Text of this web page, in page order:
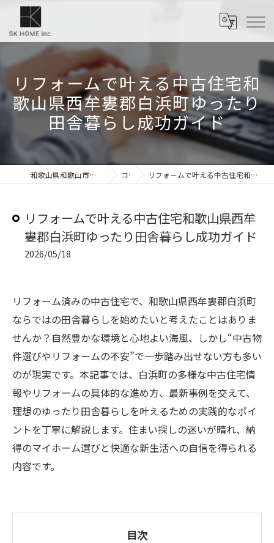
リフォームで叶える中古住宅和
歌山県西牟婁郡白浜町ゆったり
田舎暮らし成功ガイド
和歌山県和歌山市のリフォームなら株式会社SKホーム コラム リフォームで叶える中古住宅和歌山県西牟婁郡白浜町ゆったり田舎暮らし成功ガイド
リフォームで叶える中古住宅和歌山県西牟
婁郡白浜町ゆったり田舎暮らし成功ガイド
2026/05/18
リフォーム済みの中古住宅で、和歌山県西牟婁郡白浜町
ならではの田舎暮らしを始めたいと考えたことはありま
せんか？自然豊かな環境と心地よい海風、しかし“中古物
件選びやリフォームの不安”で一歩踏み出せない方も多い
のが現実です。本記事では、白浜町の多様な中古住宅情
報やリフォームの具体的な進め方、最新事例を交えて、
理想のゆったり田舎暮らしを叶えるための実践的なポイ
ントを丁寧に解説します。住まい探しの迷いが晴れ、納
得のマイホーム選びと快適な新生活への自信を得られる
内容です。
目次